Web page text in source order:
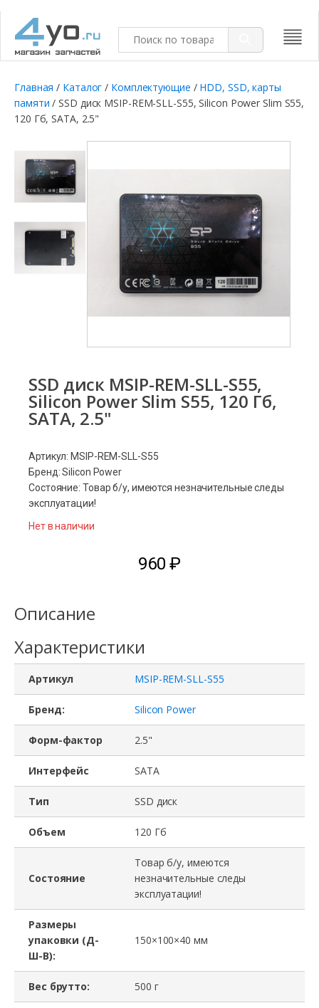
Главная / Каталог / Комплектующие / HDD, SSD, карты
памяти / SSD диск MSIP-REM-SLL-S55, Silicon Power Slim S55,
120 Гб, SATA, 2.5"
SSD диск MSIP-REM-SLL-S55,
Silicon Power Slim S55, 120 Гб,
SATA, 2.5"
Артикул: MSIP-REM-SLL-S55
Бренд: Silicon Power
Состояние: Товар б/у, имеются незначительные следы
эксплуатации!
Нет в наличии
960₽
Описание
Характеристики
Артикул MSIP-REM-SLL-S55
Бренд: Silicon Power
Форм-фактор 2.5"
Интерфейс SATA
Тип SSD диск
Объем 120 Гб
Состояние
Товар б/у, имеются
незначительные следы
эксплуатации!
Размеры
упаковки (Д-
Ш-В):
150×100×40 мм
Вес брутто: 500 г